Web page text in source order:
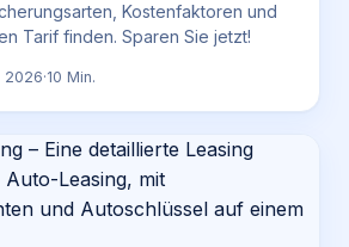
Kostenfaktoren und
Tarif finden. Sparen Sie jetzt!
2026·10 Min.